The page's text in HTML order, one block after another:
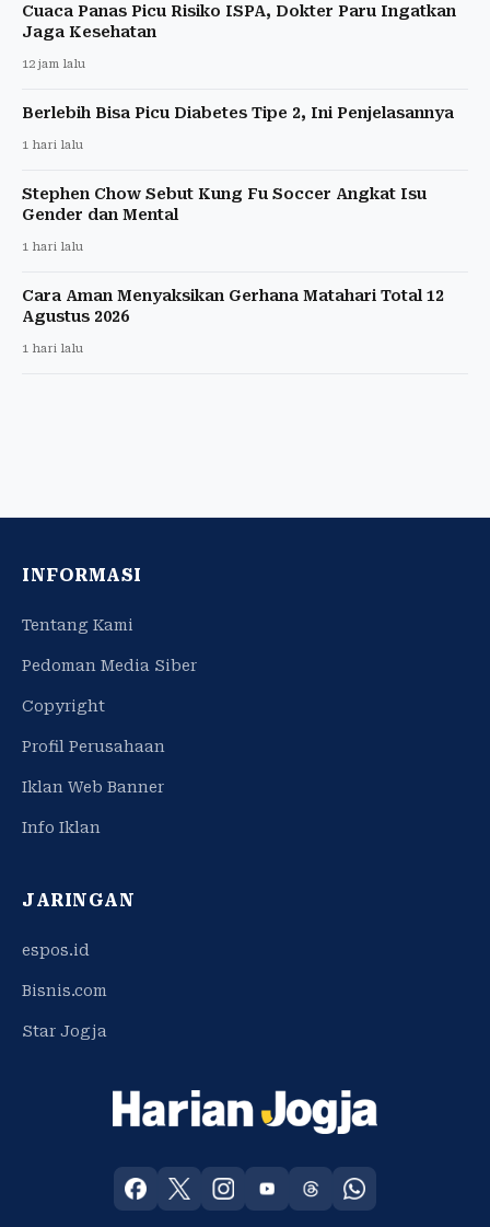
Cuaca Panas Picu Risiko ISPA, Dokter Paru Ingatkan
Jaga Kesehatan
12 jam lalu
Berlebih Bisa Picu Diabetes Tipe 2, Ini Penjelasannya
1 hari lalu
Stephen Chow Sebut Kung Fu Soccer Angkat Isu
Gender dan Mental
1 hari lalu
Cara Aman Menyaksikan Gerhana Matahari Total 12
Agustus 2026
1 hari lalu
INFORMASI
Tentang Kami
Pedoman Media Siber
Copyright
Profil Perusahaan
Iklan Web Banner
Info Iklan
JARINGAN
espos.id
Bisnis.com
Star Jogja